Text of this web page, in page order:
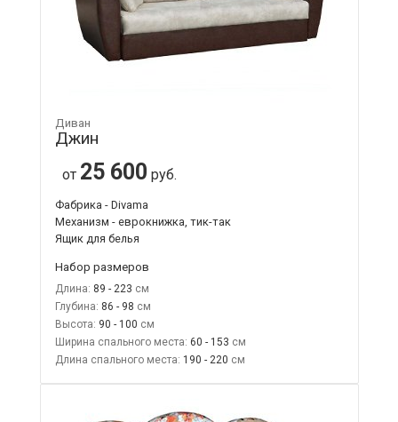
Диван
Джин
от 25 600 руб.
Фабрика - Divama
Механизм - еврокнижка, тик-так
Ящик для белья
Набор размеров
Длина: 89 - 223
Глубина: 86 - 98
Высота: 90 - 100
Ширина спального места: 60 - 153
Длина спального места: 190 - 220